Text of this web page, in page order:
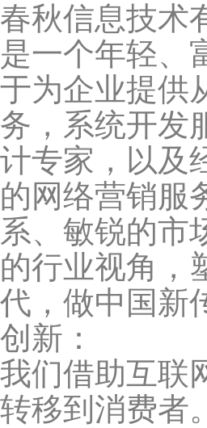
春秋信息技术
是一个年轻、
于为企业提供
务，系统开发
计专家，以及
的网络营销服
系、敏锐的市
的行业视角，
代，做中国新
创新：
我们借助互联
转移到消费者